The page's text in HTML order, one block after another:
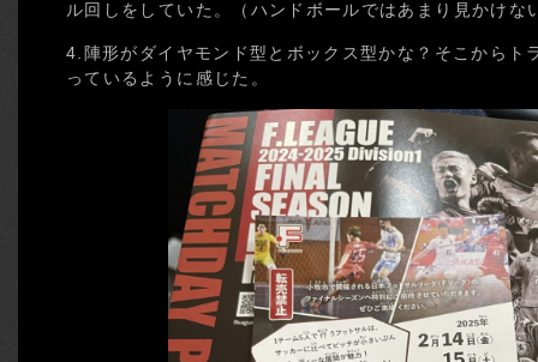
ル回しをしていた。（ハンドボールではあまり見かけな
4.陣形がダイヤモンド型とボックス型かな？そこからト
っているように感じた。